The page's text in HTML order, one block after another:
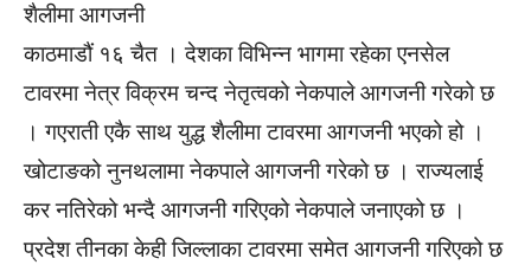
शैलीमा आगजनी
काठमाडौं १६ चैत । देशका विभिन्न भागमा रहेका एनसेल
टावरमा नेत्र विक्रम चन्द नेतृत्वको नेकपाले आगजनी गरेको छ
। गएराती एकै साथ युद्ध शैलीमा टावरमा आगजनी भएको हो ।
खोटाङको नुनथलामा नेकपाले आगजनी गरेको छ । राज्यलाई
कर नतिरेको भन्दै आगजनी गरिएको नेकपाले जनाएको छ ।
प्रदेश तीनका केही जिल्लाका टावरमा समेत आगजनी गरिएको छ